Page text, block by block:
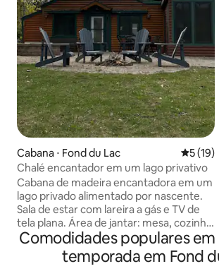
Cabana ⋅ Fond du Lac 5 de
5 (19)
Chalé encantador em um lago privativo
Cabana de madeira encantadora em um
lago privado alimentado por nascente.
Sala de estar com lareira a gás e TV de
tela plana. Área de jantar: mesa, cozinha
totalmente abastecida com bar de café
da manhã, fogão a gás/forno, geladeira,
micro-ondas e máquina de lavar louça.
Comodidades populares
temporada em Fond